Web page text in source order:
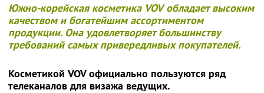
Южно-корейская косметика VOVобладает высоким
качеством и богатейшим ассортиментом
продукции. Она удовлетворяет большинству
требований самых привередливых покупателей.
Косметикой VOV официально пользуются ряд
телеканалов для визажа ведущих.